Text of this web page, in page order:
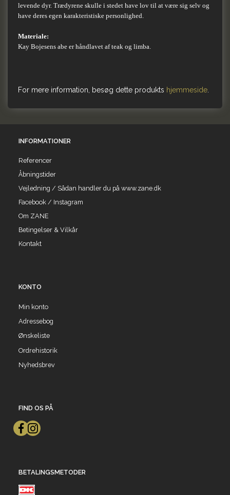
levende dyr. Trædyrene skulle i stedet have lov til at være sig selv og
have deres egen karakteristiske personlighed.
Materiale:
Kay Bojesens abe er håndlavet af teak og limba.
For mere information, besøg dette produkts hjemmeside.
INFORMATIONER
Referencer
Åbningstider
Vejledning / Sådan handler du på www.zane.dk
Facebook / Instagram
Om ZANE
Betingelser & Vilkår
Kontakt
KONTO
Min konto
Adressebog
Ønskeliste
Ordrehistorik
Nyhedsbrev
FIND OS PÅ
BETALINGSMETODER